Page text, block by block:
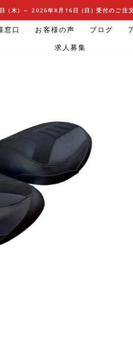
(木) ～ 2026年8月16日 (日) 受付のご注
窓口 お客様の声 ブログ
求人募集